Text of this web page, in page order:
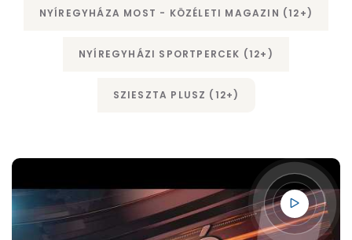
NYÍREGYHÁZA MOST - KÖZÉLETI MAGAZIN (12+)
NYÍREGYHÁZI SPORTPERCEK (12+)
SZIESZTA PLUSZ (12+)